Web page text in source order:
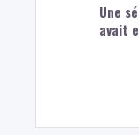
Une
avait